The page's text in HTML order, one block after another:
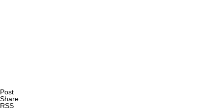
Post
Share
RSS